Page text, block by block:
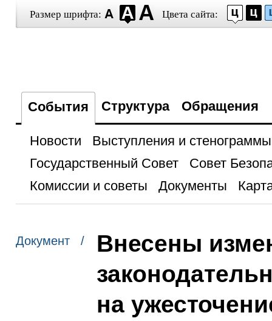
Размер шрифта: Цвета сайта:
События Структура Обращения
Новости
Выступления и стенограммы
Государственный Совет
Совет
Комиссии и советы
Документы
Документ /
Внесены
на